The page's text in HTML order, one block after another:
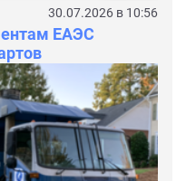
30.07.2026 в 10:56
ЕАЭС